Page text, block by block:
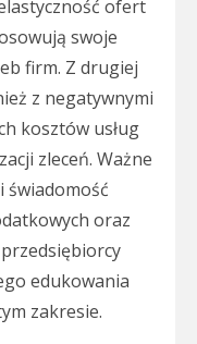
ofert
swoje
firm. Z drugiej
z negatywnymi
kosztów usług
zleceń. Ważne
świadomość
oraz
edukowania
zakresie.